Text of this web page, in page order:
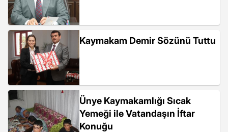
Kaymakam Demir Sözünü Tuttu
Ünye Kaymakamlığı Sıcak
Yemeği ile Vatandaşın İftar
Konuğu